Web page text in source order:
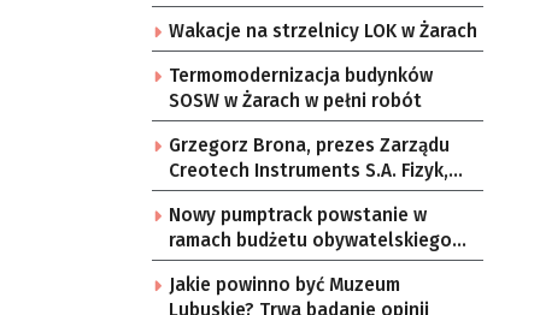
sobotę
Wakacje na strzelnicy LOK w Żarach
Termomodernizacja budynków
SOSW w Żarach w pełni robót
Grzegorz Brona, prezes Zarządu
Creotech Instruments S.A. Fizyk,
naukowiec, były pracownik CERN w
Genewie, przedsiębiorca i
nauczyciel akademicki, doktor
habilitowany nauk fizycznych,
koordynator Rady Sektorowej ds.
Nowy pumptrack powstanie w
ramach budżetu obywatelskiego
Żar
Jakie powinno być Muzeum
Lubuskie? Trwa badanie opinii